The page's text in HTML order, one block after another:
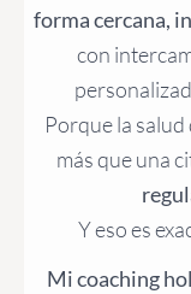
forma cercana,
con
Porque la
más que una
Y eso es
Mi coaching